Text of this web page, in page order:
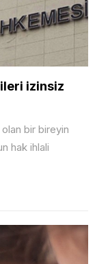
izinsiz
olan bir bireyin
hak ihlali